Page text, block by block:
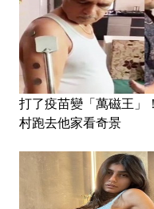
打了疫苗變「萬磁王
村跑去他家看奇景